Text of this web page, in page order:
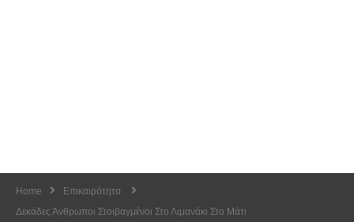
Home
Επικαιρότητα
Δεκάδες Άνθρωποι Στοιβαγμένοι Στο Λιμανάκι Στο Μάτι